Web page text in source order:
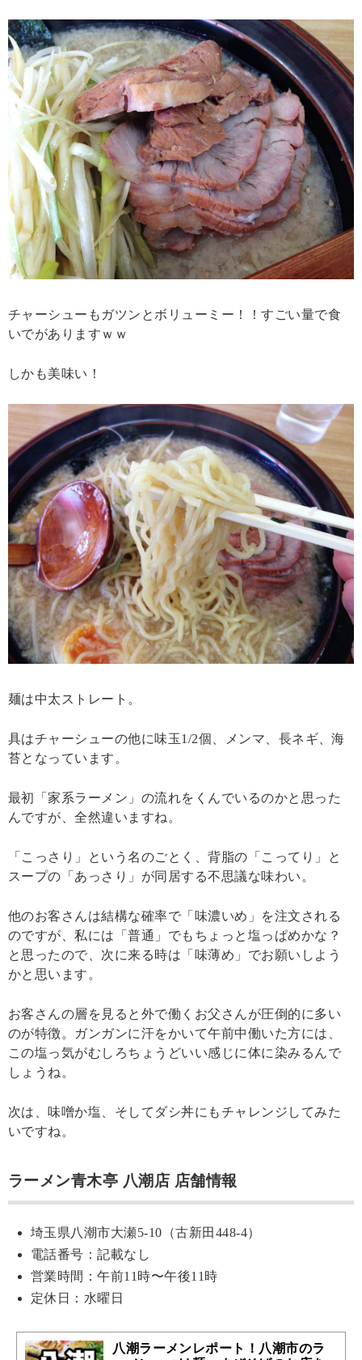
チャーシューもガツンとボリューミー！！すごい量で食
いでがありますｗｗ
しかも美味い！
麺は中太ストレート。
具はチャーシューの他に味玉1/2個、メンマ、長ネギ、海
苔となっています。
最初「家系ラーメン」の流れをくんでいるのかと思った
んですが、全然違いますね。
「こっさり」という名のごとく、背脂の「こってり」と
スープの「あっさり」が同居する不思議な味わい。
他のお客さんは結構な確率で「味濃いめ」を注文される
のですが、私には「普通」でもちょっと塩っぱめかな？
と思ったので、次に来る時は「味薄め」でお願いしよう
かと思います。
お客さんの層を見ると外で働くお父さんが圧倒的に多い
のが特徴。ガンガンに汗をかいて午前中働いた方には、
この塩っ気がむしろちょうどいい感じに体に染みるんで
しょうね。
次は、味噌か塩、そしてダシ丼にもチャレンジしてみた
いですね。
ラーメン青木亭 八潮店 店舗情報
埼玉県八潮市大瀬5-10（古新田448-4）
電話番号：記載なし
営業時間：午前11時〜午後11時
定休日：水曜日
八潮ラーメンレポート！八潮市のラ